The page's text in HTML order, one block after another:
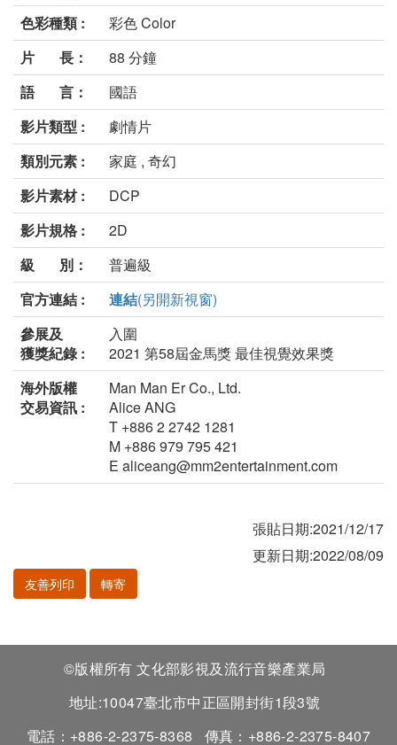
色彩種類 :
彩色 Color
片 長：
88 分鐘
語 言：
國語
影片類型 :
劇情片
類別元素 :
家庭 , 奇幻
影片素材 :
DCP
影片規格 :
2D
級 別：
普遍級
官方連結 :
連結(另開新視窗)
參展及
獲獎紀錄 :
入圍
2021 第58屆金馬獎 最佳視覺效果獎
海外版權
交易資訊 :
Man Man Er Co., Ltd.
Alice ANG
T +886 2 2742 1281
M +886 979 795 421
E aliceang@mm2entertainment.com
張貼日期:2021/12/17
更新日期:2022/08/09
友善列印 轉寄
©版權所有 文化部影視及流行音樂產業局
地址:10047臺北市中正區開封街1段3號
電話：+886-2-2375-8368
傳真：+886-2-2375-8407